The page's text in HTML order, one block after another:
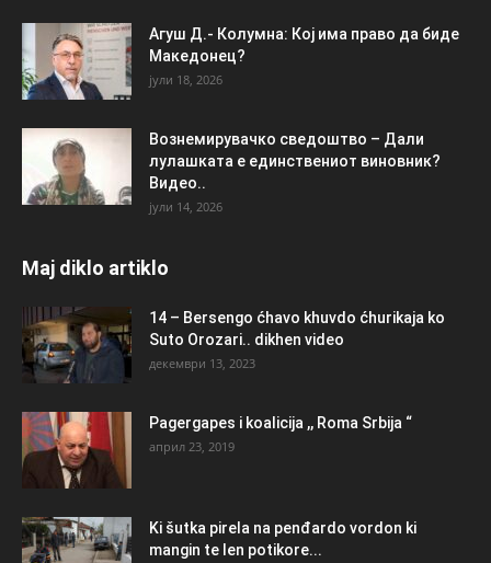
Агуш Д.- Колумна: Кој има право да биде
Македонец?
јули 18, 2026
Вознемирувачко сведоштво – Дали
лулашката е единствениот виновник?
Видео..
јули 14, 2026
Maj diklo artiklo
14 – Bersengo ćhavo khuvdo ćhurikaja ko
Suto Orozari.. dikhen video
декември 13, 2023
Pagergapes i koalicija ,, Roma Srbija “
април 23, 2019
Ki šutka pirela na penđardo vordon ki
mangin te len potikore...